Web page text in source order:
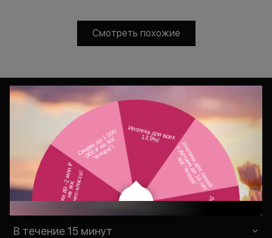
Смотреть похожие
Консультация
Ваш персональный менеджер
свяжется с Вами в удобное для Вас
В течение 15 минут